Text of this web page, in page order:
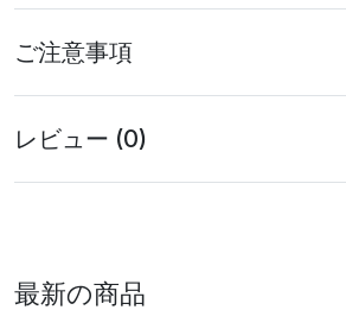
ご注意事項
レビュー (0)
最新の商品